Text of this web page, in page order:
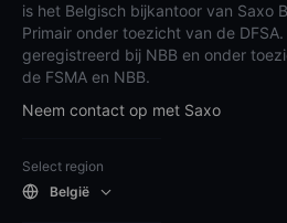
is het Belgisch bijkantoor van Saxo
Primair onder toezicht van de
geregistreerd bij NBB en onder
de FSMA en NBB.
Neem contact op met Saxo
Select region
België